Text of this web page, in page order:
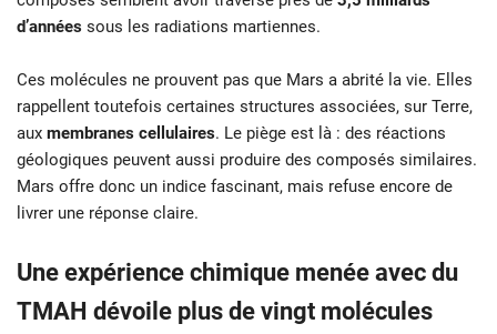
d’années sous les radiations martiennes.
Ces molécules ne prouvent pas que Mars a abrité la vie. Elles
rappellent toutefois certaines structures associées, sur Terre,
aux membranes cellulaires. Le piège est là : des réactions
géologiques peuvent aussi produire des composés similaires.
Mars offre donc un indice fascinant, mais refuse encore de
livrer une réponse claire.
Une expérience chimique menée avec du
TMAH dévoile plus de vingt molécules